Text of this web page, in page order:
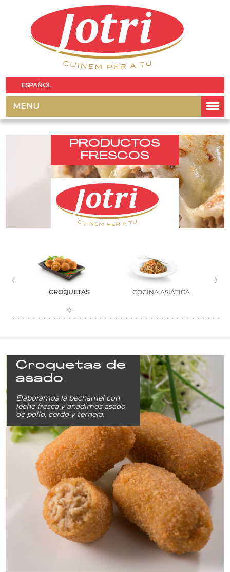
ESPAÑOL
MENU
PRODUCTOS
FRESCOS
CROQUETAS COCINA ASIÁTICA
Croquetas de
asado
Elaboramos la bechamel con
leche fresca y añadimos asado
de pollo, cerdo y ternera.